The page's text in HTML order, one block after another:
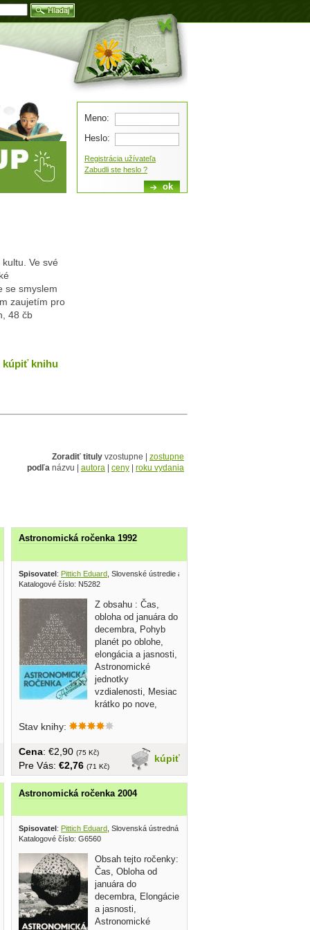
Ve své
se smyslem
zaujetím pro
48 čb
kúpiť knihu
Zoradiť tituly vzostupne | zostupne
podľa názvu | autora ceny roku vydania
astronómie 1990
Astronomická ročenka 1992
Spisovatel: Pittich Eduard , Slovenské ústredie amatérskej astronómie 1991
Katalogové číslo: N5282
Z obsahu : Čas,
obloha od januára do
decembra, Pohyb
planét po oblohe,
elongácia a jasnosti,
Astronomické
jednotky
vzdialenosti, Mesiac
krátko po nove,
Stav knihy:
kúpiť
Cena: €2,90 (75 Kč)
Pre Vás: €2,76 (71 Kč)
Hurbanovo 1998
Astronomická ročenka 2004
Spisovatel : Pittich Eduard, Slovenská ústredná hvezdáreň 2003
Katalogové číslo: G6560
Obsah tejto ročenky:
Čas, Obloha od
januára do
decembra, Elongácie
a jasnosti,
Astronomické
Meno:
Heslo:
Registrácia užívateľa
Zabudli ste heslo ?